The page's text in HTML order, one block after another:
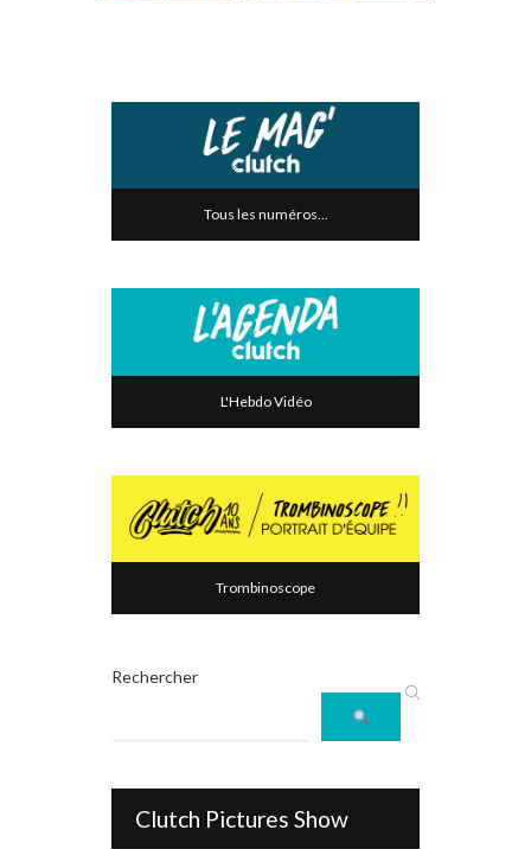
Tous les numéros...
L'Hebdo Vidéo
Trombinoscope
Rechercher
Clutch Pictures Show